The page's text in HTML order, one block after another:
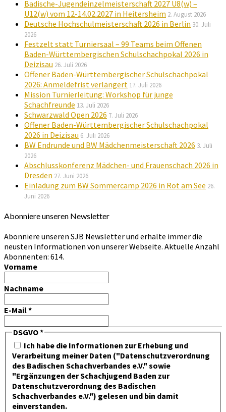
Badische-Jugendeinzelmeisterschaft 2027 U8(w) –
U12(w) vom 12-14.02.2027 in Heitersheim 2. August 2026
Deutsche Hochschulmeisterschaft 2026 in Berlin 30. Juli
2026
Festzelt statt Turniersaal – 99 Teams beim Offenen
Baden-Württembergischen Schulschachpokal 2026 in
Deizisau 26. Juli 2026
Offener Baden-Württembergischer Schulschachpokal
2026: Anmeldefrist verlängert 17. Juli 2026
Mission Turnierleitung: Workshop für junge
Schachfreunde 13. Juli 2026
Schwarzwald Open 2026 7. Juli 2026
Offener Baden-Württembergischer Schulschachpokal
2026 in Deizisau 6. Juli 2026
BW Endrunde und BW Mädchenmeisterschaft 2026 3. Juli
2026
Abschlusskonferenz Mädchen- und Frauenschach 2026 in
Dresden 27. Juni 2026
Einladung zum BW Sommercamp 2026 in Rot am See 26.
Juni 2026
Abonniere unseren Newsletter
Abonniere unseren SJB Newsletter und erhalte immer die
neusten Informationen von unserer Webseite. Aktuelle Anzahl
Abonnenten: 614.
Vorname
Nachname
E-Mail*
DSGVO*
Ich habe die Informationen zur Erhebung und
Verarbeitung meiner Daten ("Datenschutzverordnung
des Badischen Schachverbandes e.V." sowie
"Ergänzungen der Schachjugend Baden zur
Datenschutzverordnung des Badischen
Schachverbandes e.V.") gelesen und bin damit
einverstanden.